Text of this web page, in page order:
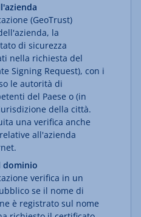
(GeoTrust)
la
di sicurezza
nella richiesta del
Signing Request), con i
le autorità di
del Paese o (in
della città.
una verifica anche
all'azienda
dominio
verifica in un
se il nome di
è registrato sul nome